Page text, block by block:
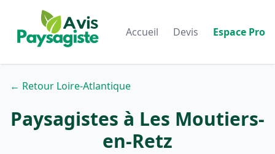
Accueil Devis Espace Pro
← Retour Loire-Atlantique
Paysagistes à Les Moutiers-
en-Retz